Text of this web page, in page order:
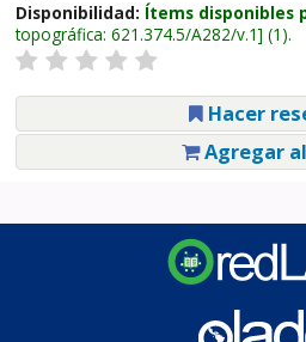
Disponibilidad: Ítems disponibles
topográfica: 621.374.5/A282/v.1 (1).
Hacer
Agregar